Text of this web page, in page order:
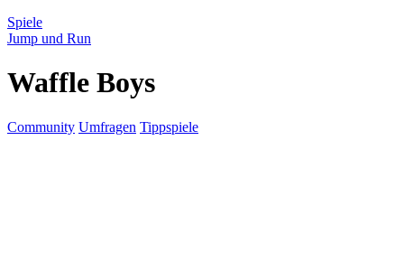
Spiele
Jump und Run
Waffle Boys
Community Umfragen Tippspiele